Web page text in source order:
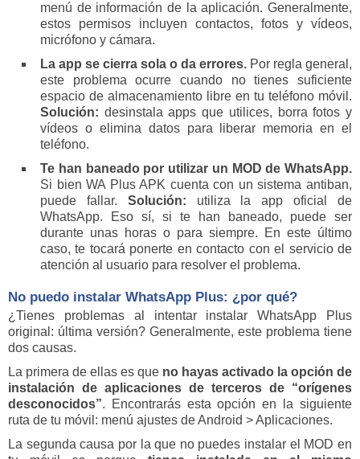
menú de información de la aplicación. Generalmente,
estos permisos incluyen contactos, fotos y vídeos,
micrófono y cámara.
La app se cierra sola o da errores. Por regla general,
este problema ocurre cuando no tienes suficiente
espacio de almacenamiento libre en tu teléfono móvil.
Solución: desinstala apps que utilices, borra fotos y
vídeos o elimina datos para liberar memoria en el
teléfono.
Te han baneado por utilizar un MOD de WhatsApp.
Si bien WA Plus APK cuenta con un sistema antiban,
puede fallar. Solución: utiliza la app oficial de
WhatsApp. Eso sí, si te han baneado, puede ser
durante unas horas o para siempre. En este último
caso, te tocará ponerte en contacto con el servicio de
atención al usuario para resolver el problema.
No puedo instalar WhatsApp Plus: ¿por qué?
¿Tienes problemas al intentar instalar WhatsApp Plus
original: última versión? Generalmente, este problema tiene
dos causas.
La primera de ellas es que no hayas activado la opción de
instalación de aplicaciones de terceros de “orígenes
desconocidos”. Encontrarás esta opción en la siguiente
ruta de tu móvil: menú ajustes de Android > Aplicaciones.
La segunda causa por la que no puedes instalar el MOD en